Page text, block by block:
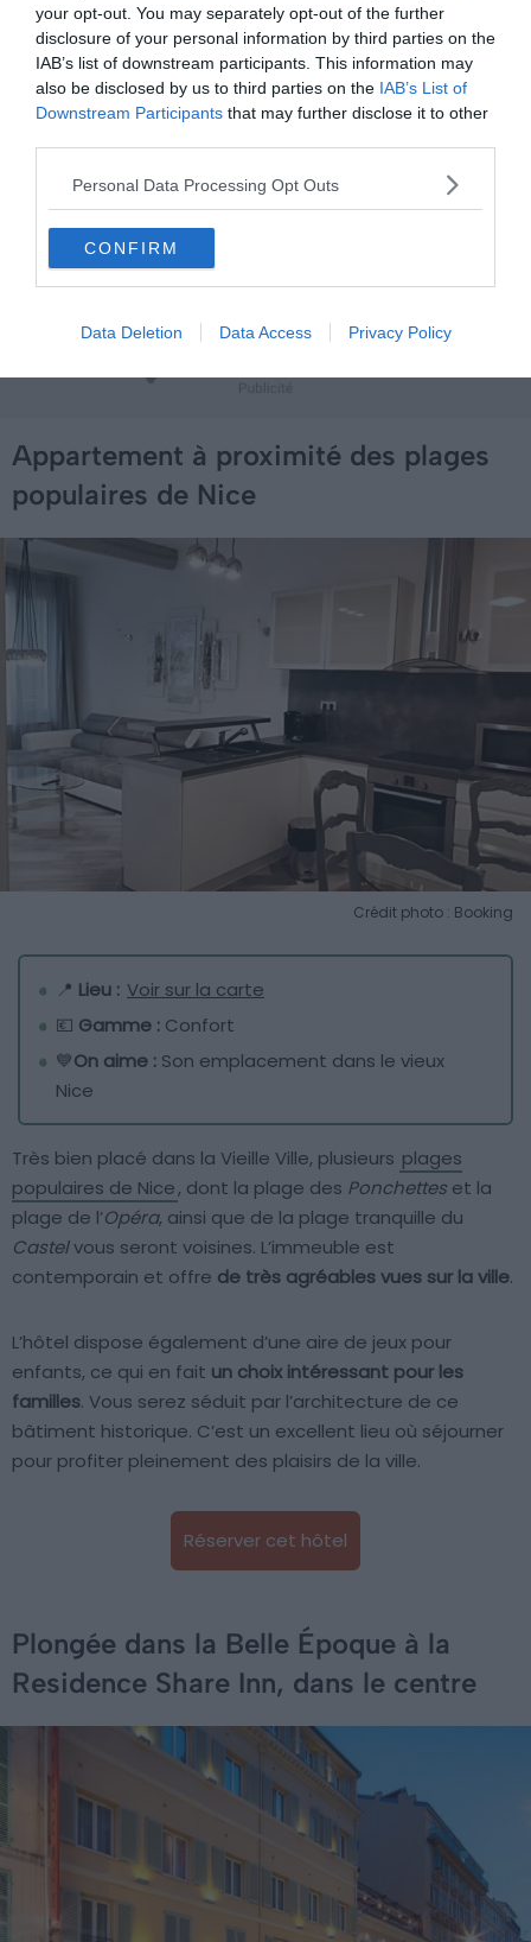
your opt-out. You may separately opt-out of the further
disclosure of your personal information by third parties on the
IAB’s list of downstream participants. This information may
also be disclosed by us to third parties on the IAB’s List of
Downstream Participants that may further disclose it to other
Personal Data Processing Opt Outs
CONFIRM
Data Deletion Data Access Privacy Policy
Certains appartementsdisposent de terrasses privées
avec vue sur la ville. Vous pourrez également profiter du
jardin bien entretenu avec une terrasse extérieure.
Appartement à proximité des plages
populaires de Nice
Crédit photo : Booking
📍 Lieu : Voir sur la carte
💶 Gamme : Confort
💙On aime : Son emplacement dans le vieux
Nice
Très bien placé dans la Vieille Ville, plusieurs plages
populaires de Nice, dont la plage des Ponchettes et la
plage de l’Opéra, ainsi que de la plage tranquille du
Castelvous seront voisines. L’immeuble est
contemporain et offre de très agréables vues sur la ville.
L’hôtel dispose également d’une aire de jeux pour
enfants, ce qui en fait un choix intéressant pour les
familles. Vous serez séduit par l’architecture de ce
bâtiment historique. C’est un excellent lieu où séjourner
pour profiter pleinement des plaisirs de la ville.
Réserver cet hôtel
Plongée dans la Belle Époque à la
Residence Share Inn, dans le centre